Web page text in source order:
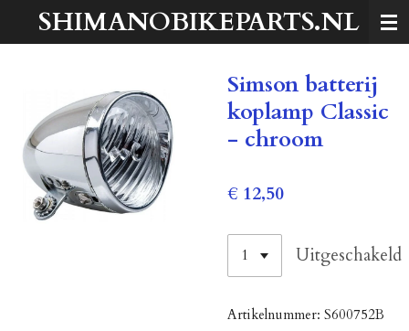
hoofdinhoud
SHIMANOBIKEPARTS.NL
Simson batterij
koplamp Classic
- chroom
€ 12,50
Uitgeschakeld
Artikelnummer: S600752B